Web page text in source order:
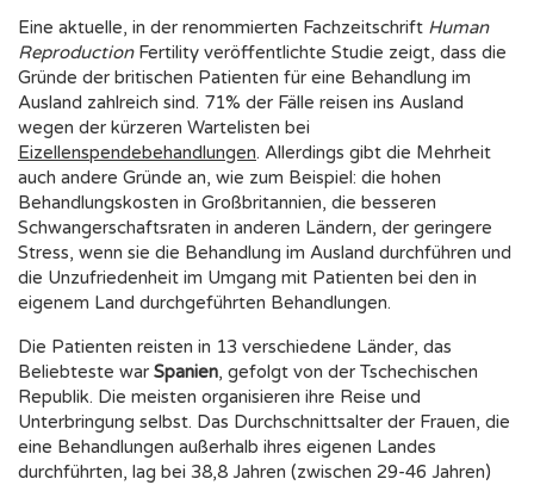
Eine aktuelle, in der renommierten Fachzeitschrift Human
Reproduction Fertility veröffentlichte Studie zeigt, dass die
Gründe der britischen Patienten für eine Behandlung im
Ausland zahlreich sind. 71% der Fälle reisen ins Ausland
wegen der kürzeren Wartelisten bei
Eizellenspendebehandlungen. Allerdings gibt die Mehrheit
auch andere Gründe an, wie zum Beispiel: die hohen
Behandlungskosten in Großbritannien, die besseren
Schwangerschaftsraten in anderen Ländern, der geringere
Stress, wenn sie die Behandlung im Ausland durchführen und
die Unzufriedenheit im Umgang mit Patienten bei den in
eigenem Land durchgeführten Behandlungen.
Die Patienten reisten in 13 verschiedene Länder, das
Beliebteste war Spanien, gefolgt von der Tschechischen
Republik. Die meisten organisieren ihre Reise und
Unterbringung selbst. Das Durchschnittsalter der Frauen, die
eine Behandlungen außerhalb ihres eigenen Landes
durchführten, lag bei 38,8 Jahren (zwischen 29-46 Jahren)